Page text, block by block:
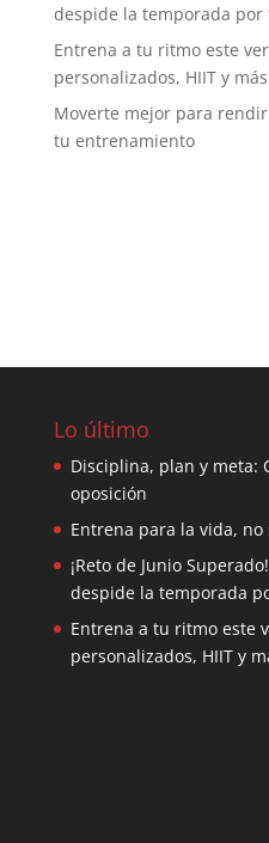
despide la temporada por
Entrena a tu ritmo este
personalizados, HIIT y más
Moverte mejor para
tu entrenamiento
Lo último
Disciplina, plan y meta:
oposición
Entrena para la vida,
¡Reto de Junio
despide la temporada
Entrena a tu ritmo este
personalizados, HIIT y